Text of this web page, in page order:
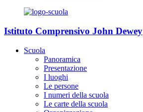
Istituto Comprensivo John Dewey
Scuola
Panoramica
Presentazione
I luoghi
Le persone
I numeri della scuola
Le carte della scuola